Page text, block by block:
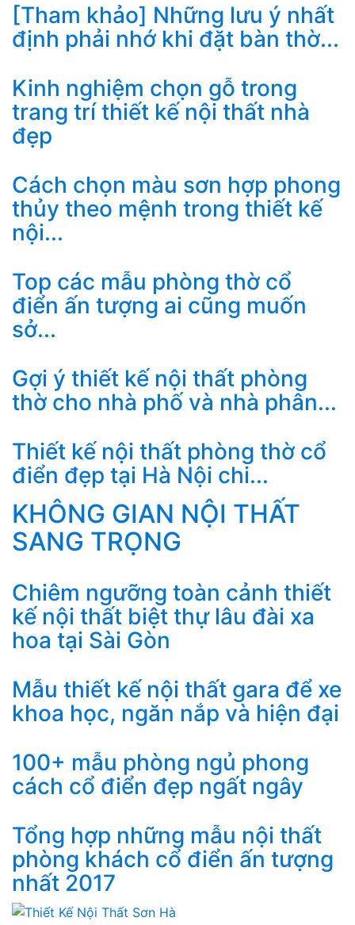
[Tham khảo] Những lưu ý nhất
định phải nhớ khi đặt bàn thờ...
Kinh nghiệm chọn gỗ trong
trang trí thiết kế nội thất nhà
đẹp
Cách chọn màu sơn hợp phong
thủy theo mệnh trong thiết kế
nội...
Top các mẫu phòng thờ cổ
điển ấn tượng ai cũng muốn
sở...
Gợi ý thiết kế nội thất phòng
thờ cho nhà phố và nhà phân...
Thiết kế nội thất phòng thờ cổ
điển đẹp tại Hà Nội chi...
KHÔNG GIAN NỘI THẤT
SANG TRỌNG
Chiêm ngưỡng toàn cảnh thiết
kế nội thất biệt thự lâu đài xa
hoa tại Sài Gòn
Mẫu thiết kế nội thất gara để xe
khoa học, ngăn nắp và hiện đại
100+ mẫu phòng ngủ phong
cách cổ điển đẹp ngất ngây
Tổng hợp những mẫu nội thất
phòng khách cổ điển ấn tượng
nhất 2017